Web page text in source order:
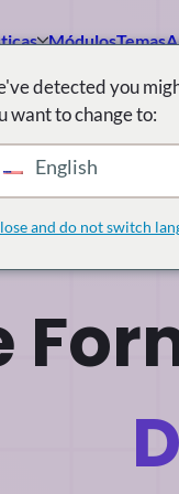
MódulosTemas
detected you
want to change to:
English
and do not switch